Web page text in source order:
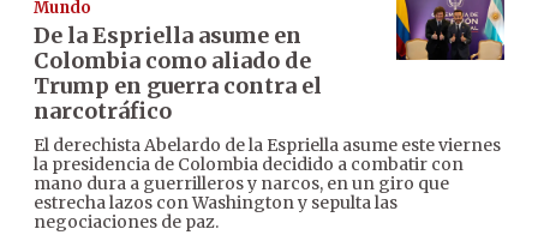
Mundo
De la Espriella asume en
Colombia como aliado de
Trump en guerra contra el
narcotráfico
El derechista Abelardo de la Espriella asume este viernes
la presidencia de Colombia decidido a combatir con
mano dura a guerrilleros y narcos, en un giro que
estrecha lazos con Washington y sepulta las
negociaciones de paz.